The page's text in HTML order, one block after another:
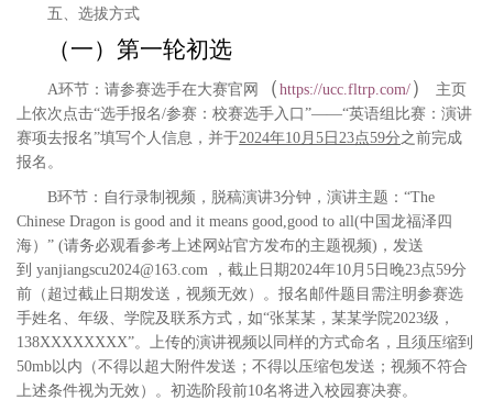
五、选拔方式
（一）第一轮初选
A环节： 请参赛选手在大赛官网 （ https://ucc.fltrp.com/ ）
主页
上依次点击“选手报名/参赛：校赛选手入口”——“英语组比赛：演讲
赛项去报名”填写个人信息，并于2024年10 月 5日 23点59分之前完成
报名。
B环节： 自行录制视频，脱稿演讲3分钟，演讲主题：“The
Chinese Dragon is good and it means good,good to all(中国龙福泽四
海） ” (请务必观看参考上述网站官方发布的主题视频) ，发送
到 yanjiangscu2024@163.com ，截止日期2024年10 月 5日晚23点59分
前（超过截止日期发送，视频无效）。报名邮件题目需注明参赛选
手姓名、年级、学院及联系方式，如“张某某，某某学院2023级，
138XXXXXXXX”。上传的演讲视频以同样的方式命名，且须压缩到
50mb以内（不得以超大附件发送；不得以压缩包发送；视频不符合
上述条件视为无效）。 初选阶段前10名将进入校园赛决赛。